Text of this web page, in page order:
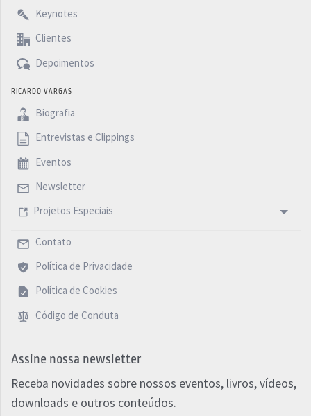
Keynotes
Clientes
Depoimentos
RICARDO VARGAS
Biografia
Entrevistas e Clippings
Eventos
Newsletter
Projetos Especiais
Contato
Política de Privacidade
Política de Cookies
Código de Conduta
Assine nossa newsletter
Receba novidades sobre nossos eventos, livros, vídeos,
downloads e outros conteúdos.